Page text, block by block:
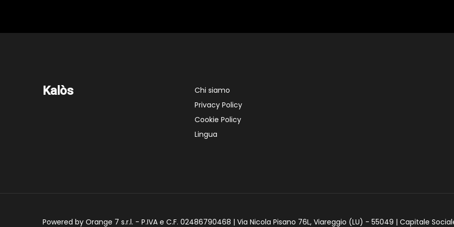
Kalòs
Chi siamo
Privacy Policy
Cookie Policy
Lingua
Powered by Orange 7 s.r.l. - P.IVA e C.F. 02486790468 | Via Nicola Pisano 76L, Viareggio (LU) - 55049 | Capitale